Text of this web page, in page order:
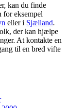
kan du finde
for eksempel
eller i Sjælland.
der kan hjælpe
At kontakte en
til en bred vifte